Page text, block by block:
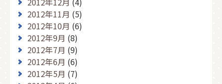
2012年11月 (5)
2012年10月 (6)
2012年9月 (8)
2012年7月 (9)
2012年6月 (6)
2012年5月 (7)